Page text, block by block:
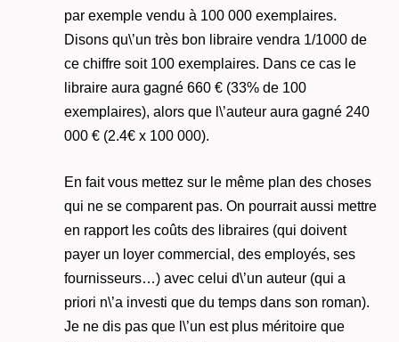
par exemple vendu à 100 000 exemplaires.
Disons qu\’un très bon libraire vendra 1/1000 de
ce chiffre soit 100 exemplaires. Dans ce cas le
libraire aura gagné 660 € (33% de 100
exemplaires), alors que l\’auteur aura gagné 240
000 € (2.4€ x 100 000).
En fait vous mettez sur le même plan des choses
qui ne se comparent pas. On pourrait aussi mettre
en rapport les coûts des libraires (qui doivent
payer un loyer commercial, des employés, ses
fournisseurs…) avec celui d\’un auteur (qui a
priori n\’a investi que du temps dans son roman).
Je ne dis pas que l\’un est plus méritoire que